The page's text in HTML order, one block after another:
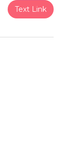
Text Link